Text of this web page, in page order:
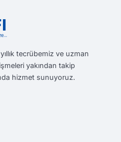
tecrübemiz ve uzman
yakından takip
hizmet sunuyoruz.